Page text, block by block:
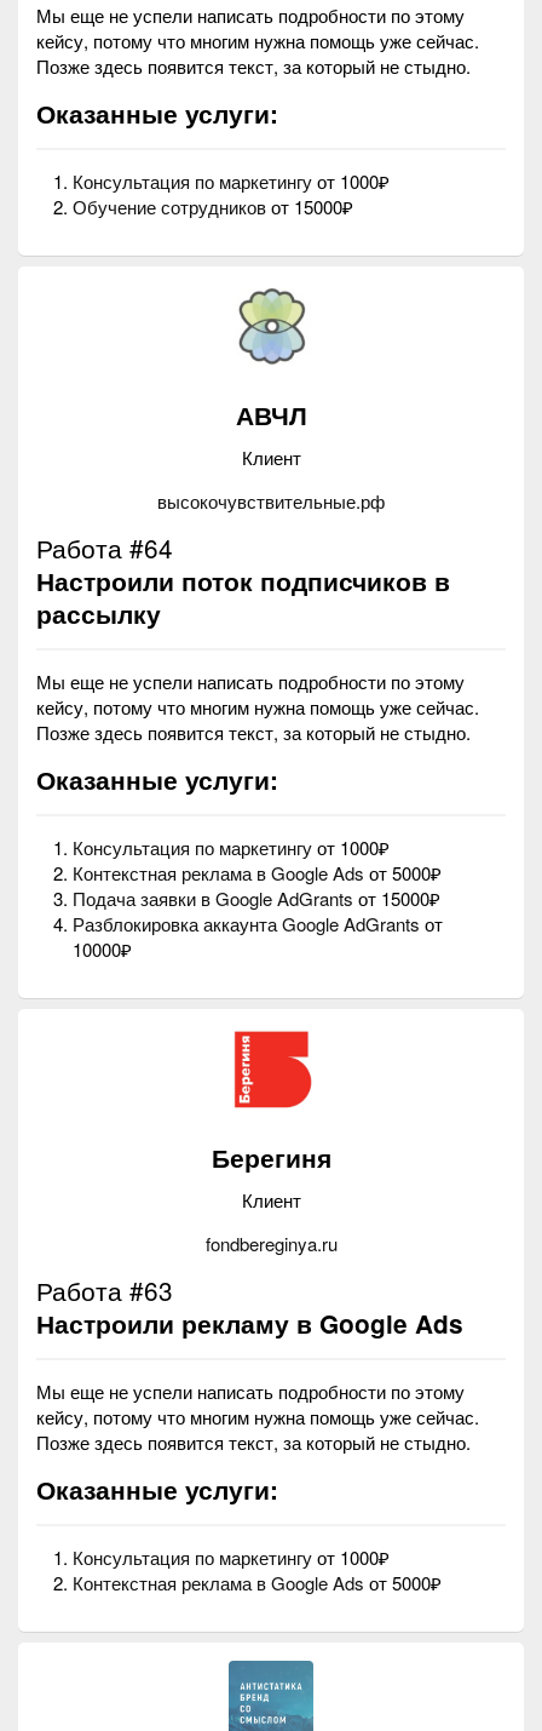
Мы еще не успели написать подробности по этому
кейсу, потому что многим нужна помощь уже сейчас.
Позже здесь появится текст, за который не стыдно.
Оказанные услуги:
Консультация по маркетингуот 1000₽
Обучение сотрудниковот 15000₽
АВЧЛ
Клиент
высокочувствительные.рф
Работа #64
Настроили поток подписчиков в
рассылку
Мы еще не успели написать подробности по этому
кейсу, потому что многим нужна помощь уже сейчас.
Позже здесь появится текст, за который не стыдно.
Оказанные услуги:
Консультация по маркетингуот 1000₽
Контекстная реклама в Google Ads от 5000₽
Подача заявки в Google AdGrants от 15000₽
Разблокировка аккаунта Google AdGrants от
10000₽
Берегиня
Клиент
fondbereginya.ru
Работа #63
Настроили рекламу в Google Ads
Мы еще не успели написать подробности по этому
кейсу, потому что многим нужна помощь уже сейчас.
Позже здесь появится текст, за который не стыдно.
Оказанные услуги:
Консультация по маркетингуот 1000₽
Контекстная реклама в Google Ads от 5000₽